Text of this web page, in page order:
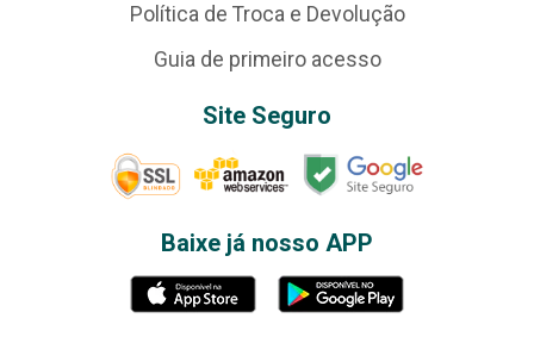
Política de Troca e Devolução
Guia de primeiro acesso
Site Seguro
Baixe já nosso APP